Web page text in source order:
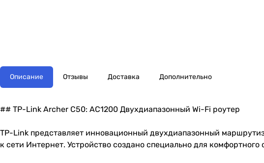
Описание Отзывы Доставка Дополнительно
## TP-Link Archer C50: AC1200 Двухдиапазонный Wi-Fi роутер
TP-Link представляет инновационный двухдиапазонный
к сети Интернет. Устройство создано специально для